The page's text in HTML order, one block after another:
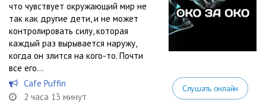
что чувствует окружающий мир не
так как другие дети, и не может
контролировать силу, которая
каждый раз вырывается наружу,
когда он злится на кого-то. Почти
все его...
Cafe Puffin
2 часа 13 минут
Слушать онлайн